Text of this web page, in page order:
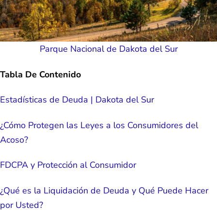
Parque Nacional de Dakota del Sur
Tabla De Contenido
Estadísticas de Deuda | Dakota del Sur
¿Cómo Protegen las Leyes a los Consumidores del
Acoso?
FDCPA y Protección al Consumidor
¿Qué es la Liquidación de Deuda y Qué Puede Hacer
por Usted?